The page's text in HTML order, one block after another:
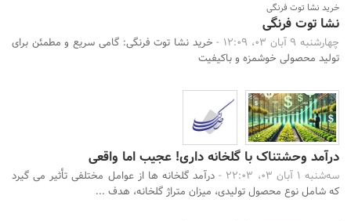
خرید نشا توت فرنگی
نشا توت فرنگی
چهارشنبه 9 آبان 03، 12:09 -
خرید نشا توت فرنگی: گامی سریع و مطمئن برای
تولید محصولی خوشمزه و باکیفیت
درآمد وحشتناک با گلخانه داری! عجیب اما واقعی
سه‌شنبه 1 آبان 03، 22:03 -
درآمد گلخانه ها از عوامل مختلفی تأثیر می گیرد
که شامل نوع محصول تولیدی، میزان متراژ گلخانه، هدف ...